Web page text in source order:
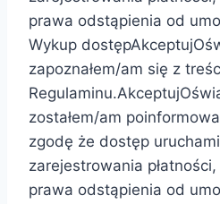
prawa odstąpienia od
Wykup
zapoznałem/am się z
zostałem/am
zgodę że dostęp
zarejestrowania
prawa odstąpienia od